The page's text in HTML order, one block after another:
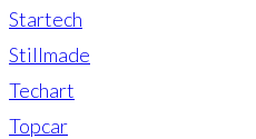
Startech
Stillmade
Techart
Topcar